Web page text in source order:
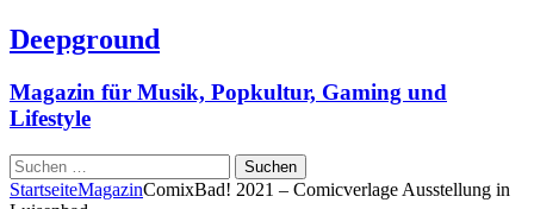
Deepground
Magazin für Musik, Popkultur, Gaming und
Lifestyle
Suchen
nach:
StartseiteMagazinComixBad! 2021 – Comicverlage Ausstellung in